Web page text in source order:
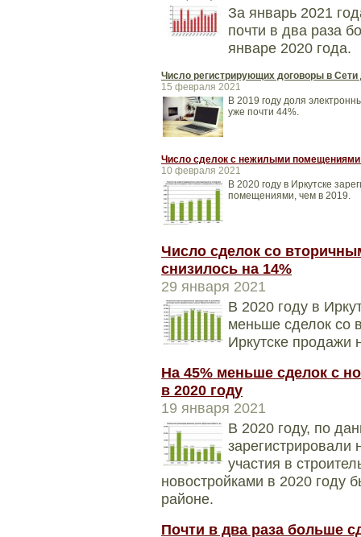
За январь 2021
почти в два раза
январе 2020 года.
Число регистрирующих договоры в
15 февраля 2021
В 2019 году доля
уже почти 44%.
Число сделок с нежилыми помещениями
10 февраля 2021
В 2020 году в Иркутске
помещениями, чем в 2019.
Число сделок со
снизилось на 14%
29 января 2021
В 2020 году в
меньше сделок со
Иркутске продажи
На 45% меньше сделок с
в 2020 году
19 января 2021
В 2020 году, по
участия в
новостройками в 2020 году
районе.
Почти в два раза больше